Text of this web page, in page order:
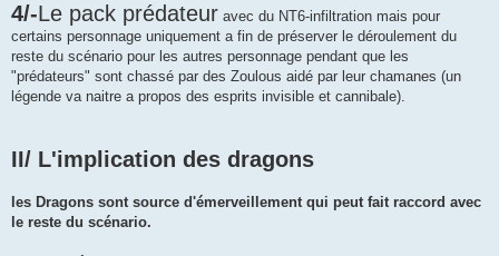
4/-Le pack prédateur avec du NT6-infiltration mais pour
certains personnage uniquement a fin de préserver le déroulement du
reste du scénario pour les autres personnage pendant que les
"prédateurs" sont chassé par des Zoulous aidé par leur chamanes (un
légende va naitre a propos des esprits invisible et cannibale).
II/ L'implication des dragons
les Dragons sont source d'émerveillement qui peut fait raccord avec
le reste du scénario.